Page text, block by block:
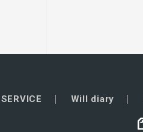
SERVICE Will diary